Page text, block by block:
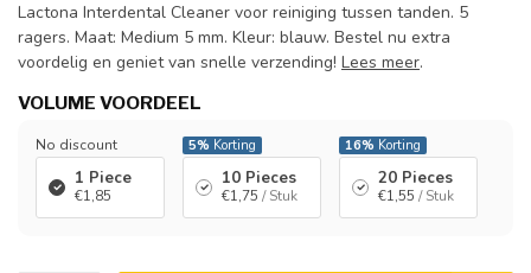
Lactona Interdental Cleaner voor reiniging tussen tanden. 5
ragers. Maat: Medium 5 mm. Kleur: blauw. Bestel nu extra
voordelig en geniet van snelle verzending! Lees meer.
VOLUME VOORDEEL
No discount
1 Piece
€1,85
5% Korting
10 Pieces
€1,75 / Stuk
16% Korting
20 Pieces
€1,55 / Stuk